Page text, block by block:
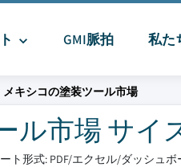
GMI脈拍 私た
メキシコの塗装ツール市場
ル市場 サイ
ト形式: PDF/エクセル/ダッシュ